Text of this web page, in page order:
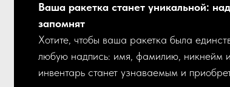
Ваша ракетка станет уникальной:
запомнят
Хотите, чтобы ваша ракетка была
любую надпись: имя, фамилию, никнейм
инвентарь станет узнаваемым и